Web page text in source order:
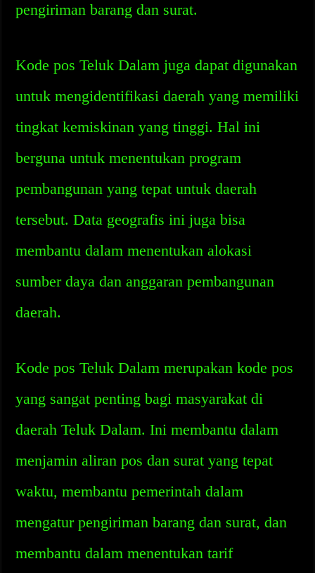
pengiriman barang dan surat.
Kode pos Teluk Dalam juga dapat digunakan
untuk mengidentifikasi daerah yang memiliki
tingkat kemiskinan yang tinggi. Hal ini
berguna untuk menentukan program
pembangunan yang tepat untuk daerah
tersebut. Data geografis ini juga bisa
membantu dalam menentukan alokasi
sumber daya dan anggaran pembangunan
daerah.
Kode pos Teluk Dalam merupakan kode pos
yang sangat penting bagi masyarakat di
daerah Teluk Dalam. Ini membantu dalam
menjamin aliran pos dan surat yang tepat
waktu, membantu pemerintah dalam
mengatur pengiriman barang dan surat, dan
membantu dalam menentukan tarif